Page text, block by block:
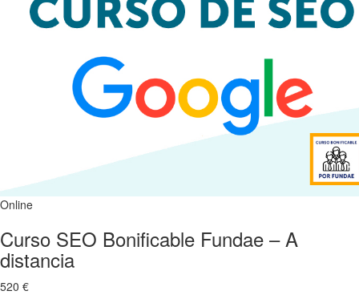
Online
Curso SEO Bonificable Fundae – A
distancia
520 €